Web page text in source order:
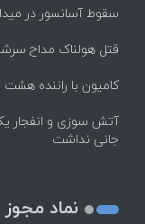
سقوط آسانسور در میدان
قتل هولناک مداح
کامیون با راننده
آتش سوزی و انفجار
جانی نداشت
نماد مجوز